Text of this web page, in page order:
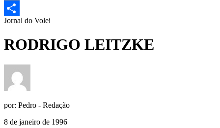
Email
Share
Jornal do Volei
RODRIGO LEITZKE
por: Pedro - Redação
8 de janeiro de 1996